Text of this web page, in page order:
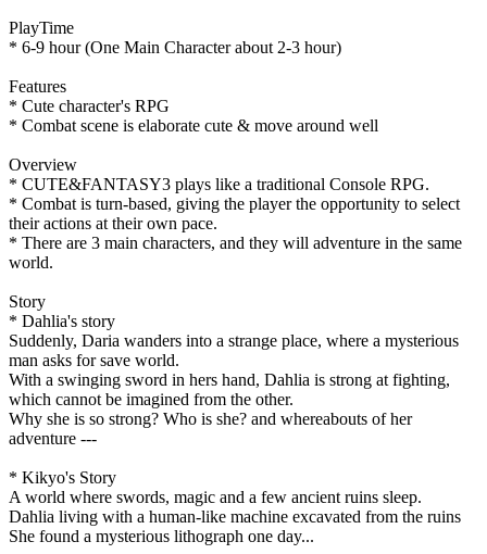
PlayTime
* 6-9 hour (One Main Character about 2-3 hour)
Features
* Cute character's RPG
* Combat scene is elaborate cute & move around well
Overview
* CUTE&FANTASY3 plays like a traditional Console RPG.
* Combat is turn-based, giving the player the opportunity to select
their actions at their own pace.
* There are 3 main characters, and they will adventure in the same
world.
Story
* Dahlia's story
Suddenly, Daria wanders into a strange place, where a mysterious
man asks for save world.
With a swinging sword in hers hand, Dahlia is strong at fighting,
which cannot be imagined from the other.
Why she is so strong? Who is she? and whereabouts of her
adventure ---
* Kikyo's Story
A world where swords, magic and a few ancient ruins sleep.
Dahlia living with a human-like machine excavated from the ruins
She found a mysterious lithograph one day...